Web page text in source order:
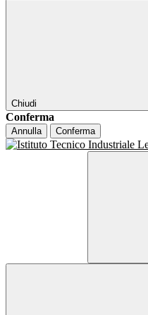
Chiudi
Conferma
Annulla Conferma